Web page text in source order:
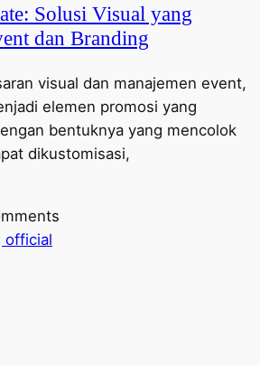
Solusi Visual yang
dan Branding
visual dan manajemen event,
elemen promosi yang
bentuknya yang mencolok
dikustomisasi,